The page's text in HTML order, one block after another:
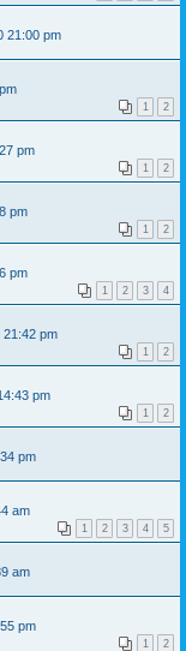
21:00 pm
1 2
pm
1 2
pm
1 2
pm
1 2 3 4
21:42 pm
1 2
pm
1 2
pm
am
1 2 3 4 5
am
pm
1 2